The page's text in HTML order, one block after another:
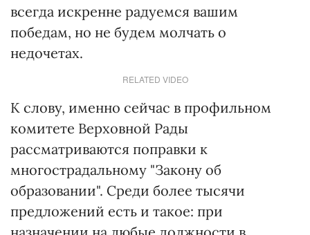
всегда искренне радуемся вашим
победам, но не будем молчать о
недочетах.
RELATED VIDEO
К слову, именно сейчас в профильном
комитете Верховной Рады
рассматриваются поправки к
многострадальному "Закону об
образовании". Среди более тысячи
предложений есть и такое: при